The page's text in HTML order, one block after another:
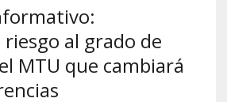
al grado de
MTU que cambiará